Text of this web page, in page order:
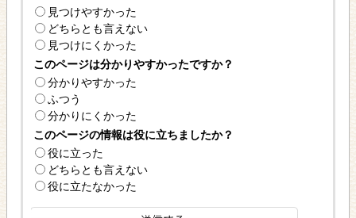
見つけやすかった
どちらとも言えない
見つけにくかった
このページは分かりやすかったですか？
分かりやすかった
ふつう
分かりにくかった
このページの情報は役に立ちましたか？
役に立った
どちらとも言えない
役に立たなかった